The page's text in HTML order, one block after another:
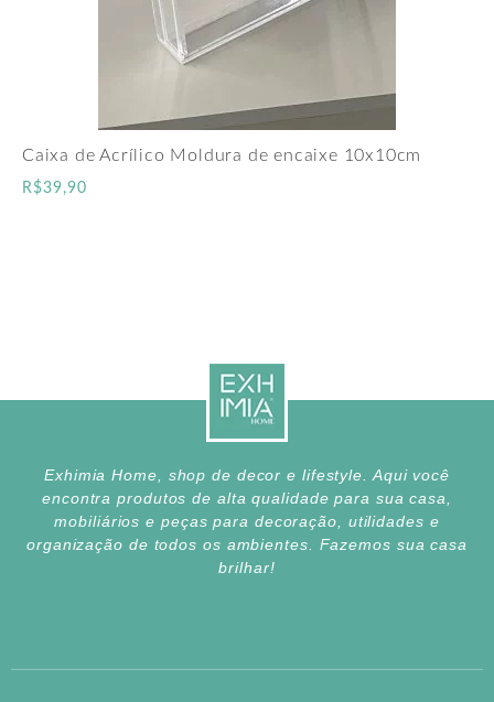
Caixa de Acrílico Moldura de encaixe 10x10cm
R$39,90
Exhimia Home, shop de decor e lifestyle. Aqui você
encontra produtos de alta qualidade para sua casa,
mobiliários e peças para decoração, utilidades e
organização de todos os ambientes. Fazemos sua casa
brilhar!